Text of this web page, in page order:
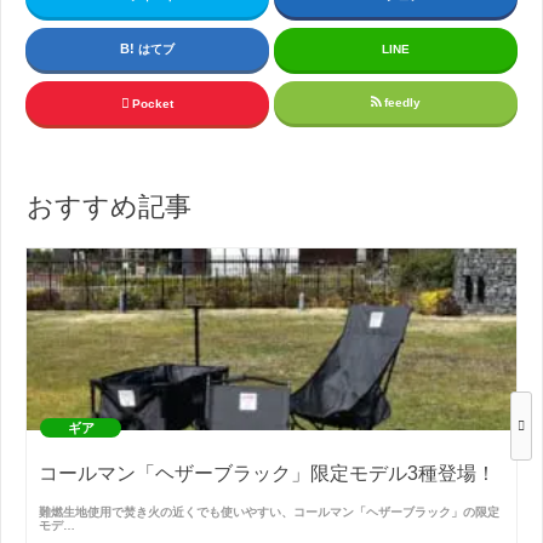
はてブ LINE
Pocket feedly
おすすめ記事
ギア
コールマン「ヘザーブラック」限定モデル3種登場！
難燃生地使用で焚き火の近くでも使いやすい、コールマン「ヘザーブラック」の限定
モデ…